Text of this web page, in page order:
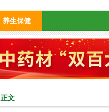
养生保健
正文